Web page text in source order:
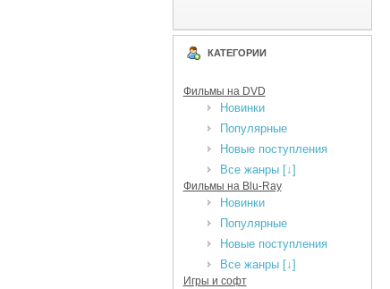
КАТЕГОРИИ
Фильмы на DVD
Новинки
Популярные
Новые поступления
Все жанры [↓]
Фильмы на Blu-Ray
Новинки
Популярные
Новые поступления
Все жанры [↓]
Игры и софт